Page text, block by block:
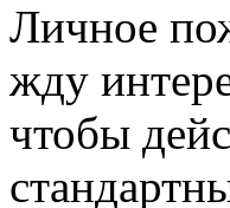
Личное
жду
чтобы